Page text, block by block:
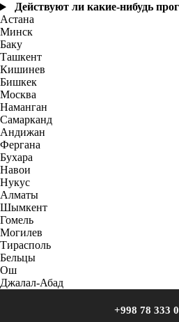
Действуют ли какие-нибудь
Астана
Минск
Баку
Ташкент
Кишинев
Бишкек
Москва
Наманган
Самарканд
Андижан
Фергана
Бухара
Навои
Нукус
Алматы
Шымкент
Гомель
Могилев
Тирасполь
Бельцы
Ош
Джалал-Абад
+998 78 333